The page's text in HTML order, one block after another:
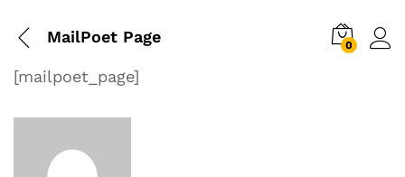
MailPoet Page 0
[mailpoet_page]